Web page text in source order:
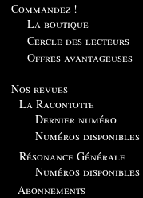
Commandez !
La boutique
Cercle des lecteurs
Offres avantageuses
Nos revues
La Racontotte
Dernier numéro
Numéros disponibles
Résonance Générale
Numéros disponibles
Abonnements